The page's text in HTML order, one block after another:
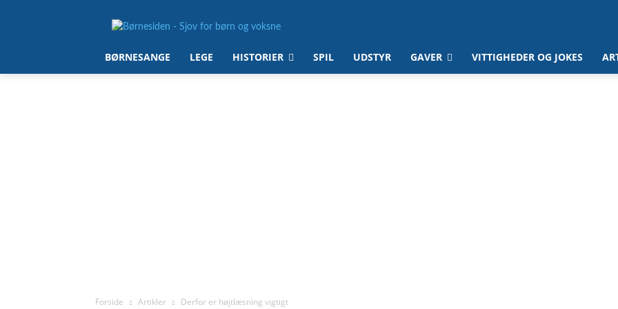
BØRNESANGE LEGE HISTORIER SPIL UDSTYR GAVER VITTIGHEDER OG JOKES
Forside Artikler Derfor er højtlæsning vigtigt